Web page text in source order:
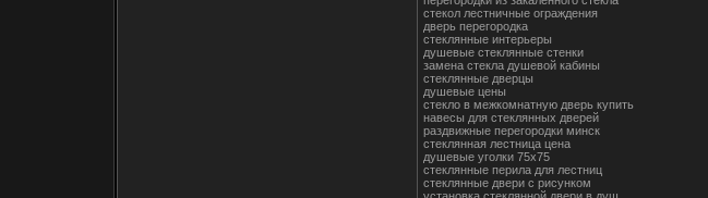
стекол лестничные ограждения
дверь перегородка
стеклянные интерьеры
душевые стеклянные стенки
замена стекла душевой кабины
стеклянные дверцы
душевые цены
стекло в межкомнатную дверь купить
навесы для стеклянных дверей
раздвижные перегородки минск
стеклянная лестница цена
душевые уголки 75х75
стеклянные перила для лестниц
стеклянные двери с рисунком